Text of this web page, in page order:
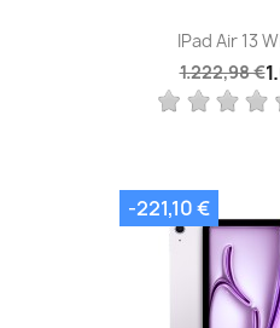
IPad Air 13
1.222,98 €
-221,10 €